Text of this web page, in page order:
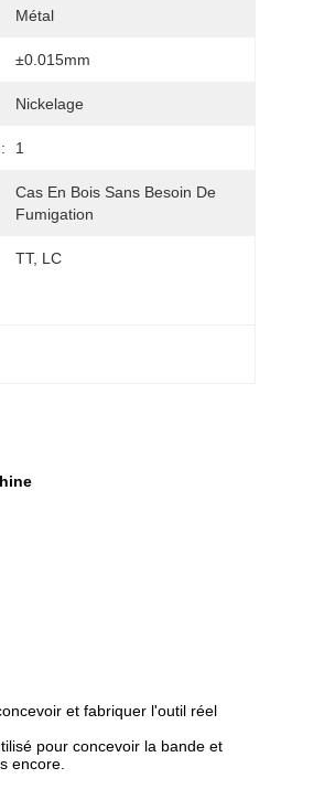
Métal
±0.015mm
Nickelage
1
Cas En Bois Sans Besoin De
Fumigation
TT, LC
et fabriquer l'outil réel
pour concevoir la bande et
encore.